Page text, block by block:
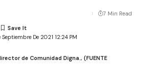
De 2021 12:24 PM
7 Min Read
de Comunidad Digna., (FUENTE